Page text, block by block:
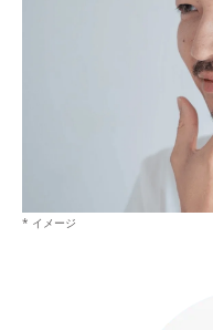
* イメージ